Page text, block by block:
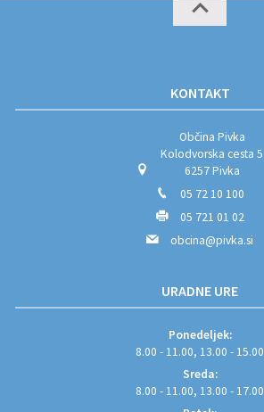
KONTAKT
Občina Pivka
Kolodvorska cesta 5
6257 Pivka
05 72 10 100
05 721 01 02
obcina@pivka.si
URADNE URE
Ponedeljek:
8.00 - 11.00, 13.00 - 15.00
Sreda:
8.00 - 11.00, 13.00 - 17.00